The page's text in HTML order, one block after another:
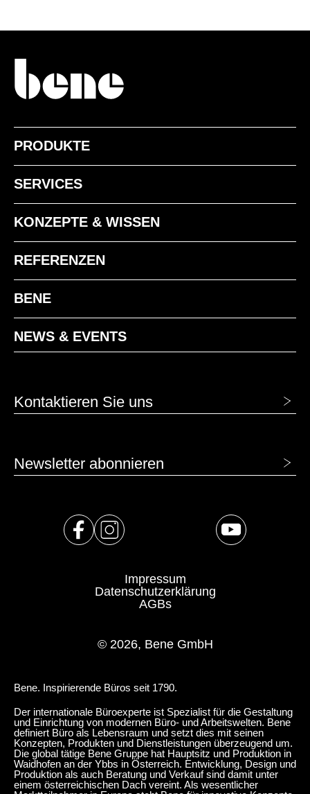
PRODUKTE
SERVICES
KONZEPTE & WISSEN
REFERENZEN
BENE
NEWS & EVENTS
Kontaktieren Sie uns
Newsletter abonnieren
© 2026, Bene GmbH
Impressum
Datenschutzerklärung
AGBs
Bene. Inspirierende Büros seit 1790.
Der internationale Büroexperte ist Spezialist für die Gestaltung
und Einrichtung von modernen Büro- und Arbeitswelten. Bene
definiert Büro als Lebensraum und setzt dies mit seinen
Konzepten, Produkten und Dienstleistungen überzeugend um.
Die global tätige Bene Gruppe hat Hauptsitz und Produktion in
Waidhofen an der Ybbs in Österreich. Entwicklung, Design und
Produktion als auch Beratung und Verkauf sind damit unter
einem österreichischen Dach vereint. Als wesentlicher